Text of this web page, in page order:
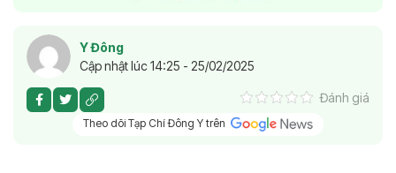
Y Đông
Cập nhật lúc 14:25 - 25/02/2025
Đánh giá
Theo dõi Tạp Chí Đông Y trên